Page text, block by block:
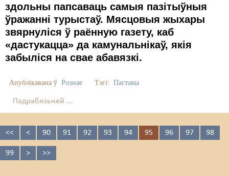
здольны папсаваць самыя пазітыўныя
ўражанні турыстаў. Мясцовыя жыхары
звярнуліся ў раённую газету, каб
«дастукацца» да камунальнікаў, якія
забыліся на свае абавязкі.
Апублікавана ў Рознае Тэгі: Паставы
Падрабязьней ...
<< < 90 91 92 93 94 95 96 97 98
99 > >>